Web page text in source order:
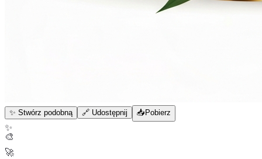
✨ Stwórz podobną 🔗 Udostępnij 📥 Pobierz
✨
🎨
🚀